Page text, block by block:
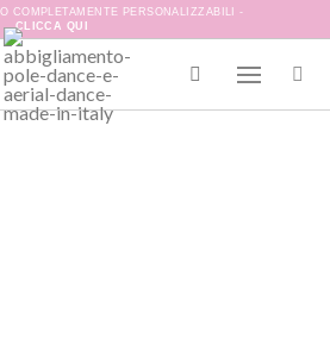
COMPLETAMENTE PERSONALIZZABILI -
CLICCA QUI